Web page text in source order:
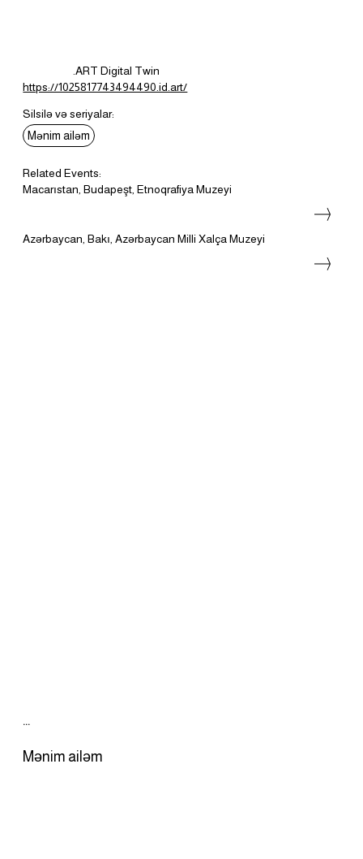
Mənim ailəm
…
Related Events:
Macarıstan, Budapeşt, Etnoqrafiya Muzeyi
Azərbaycan, Bakı, Azərbaycan Milli Xalça Muzeyi
.ART Digital Twin
https://1025817743494490.id.art/
Silsilə və seriyalar:
Mənim ailəm